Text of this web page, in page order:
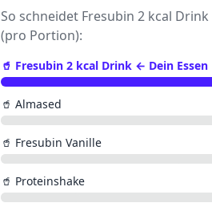
So schneidet Fresubin 2 kcal Drink
(pro Portion):
🥤 Fresubin 2 kcal Drink ← Dein Essen
🥤 Almased
🥤 Fresubin Vanille
🥤 Proteinshake